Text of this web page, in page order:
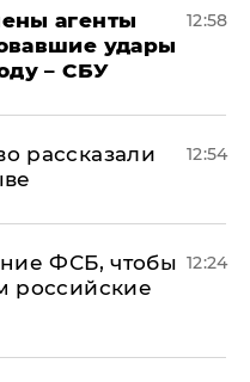
агенты
удары
– СБУ
12:58
рассказали
12:54
ФСБ, чтобы
российские
12:24